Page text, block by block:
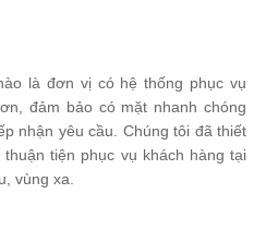
là đơn vị có hệ thống phục vụ
đảm bảo có mặt nhanh chóng
nhận yêu cầu. Chúng tôi đã thiết
tiện phục vụ khách hàng tại
vùng xa.